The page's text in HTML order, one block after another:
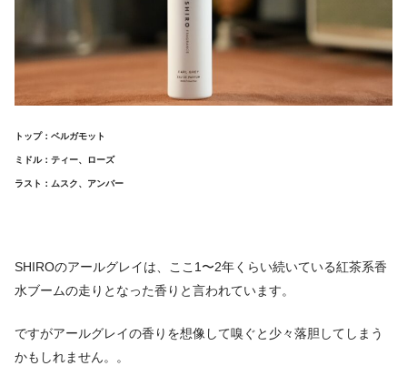
トップ：ベルガモット
ミドル：ティー、ローズ
ラスト：ムスク、アンバー
SHIROのアールグレイは、ここ1〜2年くらい続いている紅茶系香
水ブームの走りとなった香りと言われています。
ですがアールグレイの香りを想像して嗅ぐと少々落胆してしまう
かもしれません。。